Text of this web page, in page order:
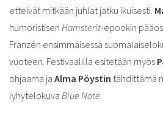
etteivät mitkään juhlat jatku ikuisesti.
humoristisen Hamsterit-epookin
Franzén ensimmäisessä
vuoteen. Festivaalilla esitetään myös
ohjaama ja Alma Pöystin tähdittämä
lyhytelokuva Blue Note